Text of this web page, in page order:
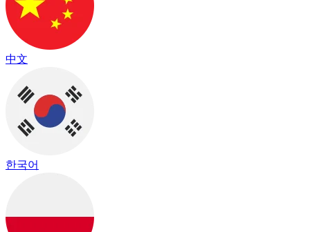
中文
한국어